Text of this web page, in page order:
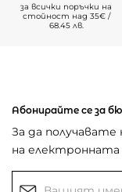
за всички поръчки на
стойност над 35€ /
68.45 лв.
Абонирайте се за
За да
на